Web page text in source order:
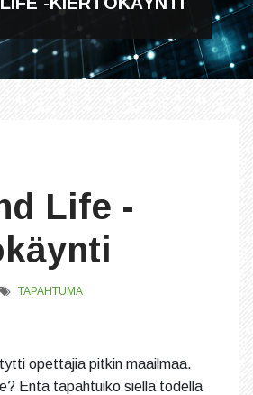
Life -
TAPAHTUMA
opettajia pitkin maailmaa.
Entä tapahtuiko siellä todella